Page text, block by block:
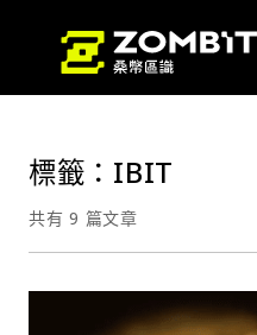
標籤：IBIT
共有 9 篇文章